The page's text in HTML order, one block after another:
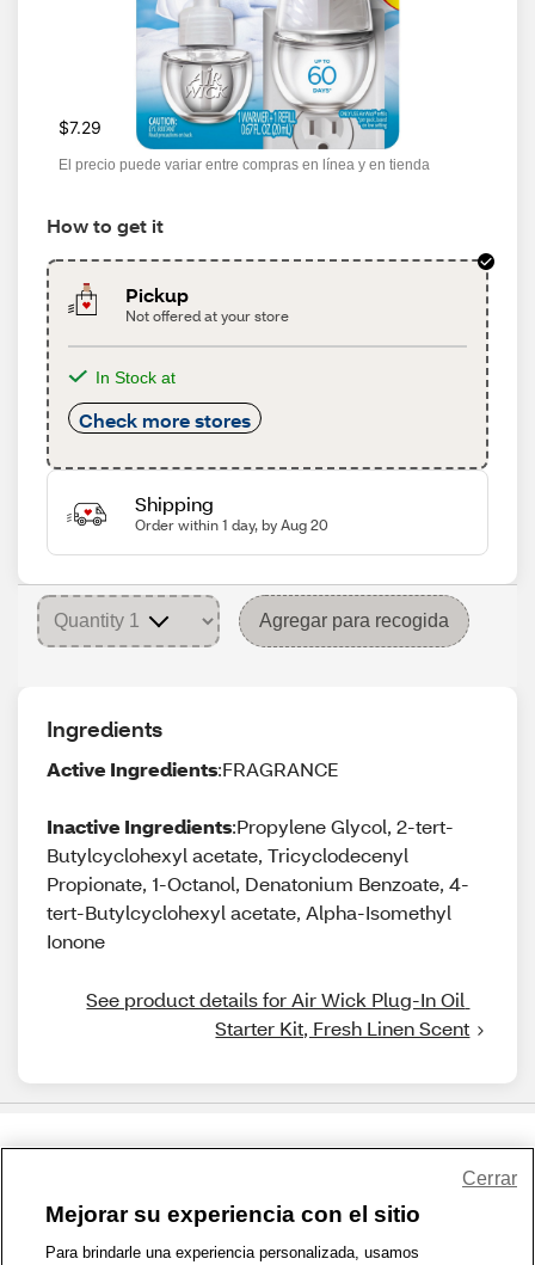
$7.29
El precio puede variar entre compras en línea y en tienda
How to get it
Pickup
Not offered at your store
In Stock at
Check more stores
Shipping
Order within 1 day, by Aug 20
Agregar para recogida
Ingredients
Active Ingredients:FRAGRANCE
Inactive Ingredients:Propylene Glycol, 2-tert-
Butylcyclohexyl acetate, Tricyclodecenyl
Propionate, 1-Octanol, Denatonium Benzoate, 4-
tert-Butylcyclohexyl acetate, Alpha-Isomethyl
Ionone
See product details for Air Wick Plug-In Oil
Starter Kit, Fresh Linen Scent
1-800-679-9691 | Contáctenos | Términos de Uso | Accesibilidad
Mejorar su experiencia con el sitio
Para brindarle una experiencia personalizada, usamos
Cerrar